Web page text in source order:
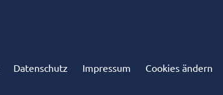
Datenschutz Impressum Cookies ändern